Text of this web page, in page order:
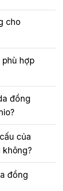
cho
hợp
đồng
của
đồng